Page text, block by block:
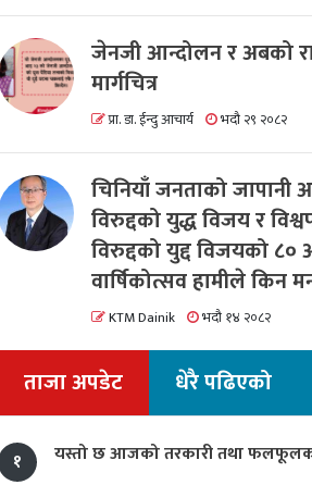
जेनजी आन्दोलन र अबको
मार्गचित्र
प्रा. डा. ईन्दु आचार्य भदौ २९ २०८२
चिनियाँ जनताको जापानी
विरुद्दको युद्ध विजय र
विरुद्दको युद्द विजयको
वार्षिकोत्सव हामीले किन
KTM Dainik भदौ १४ २०८२
ताजा अपडेट धेरै पढिएको
१ यस्तो छ आजको तरकारी तथा